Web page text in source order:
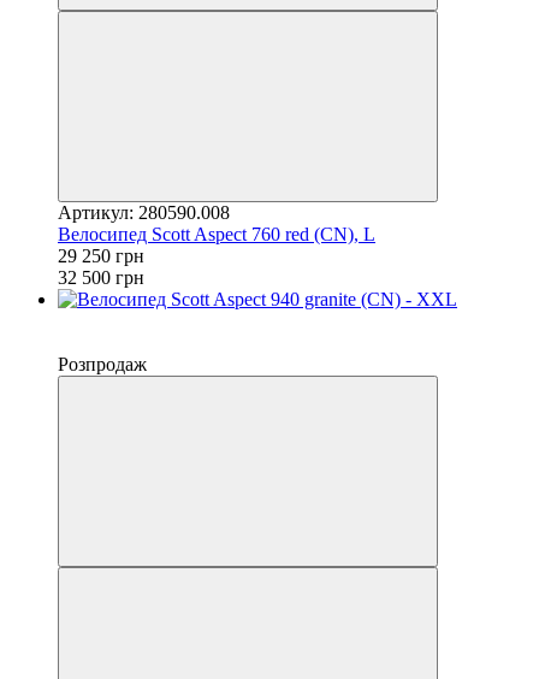
Артикул: 280590.008
Велосипед Scott Aspect 760 red (CN), L
29 250 грн
32 500 грн
Розпродаж